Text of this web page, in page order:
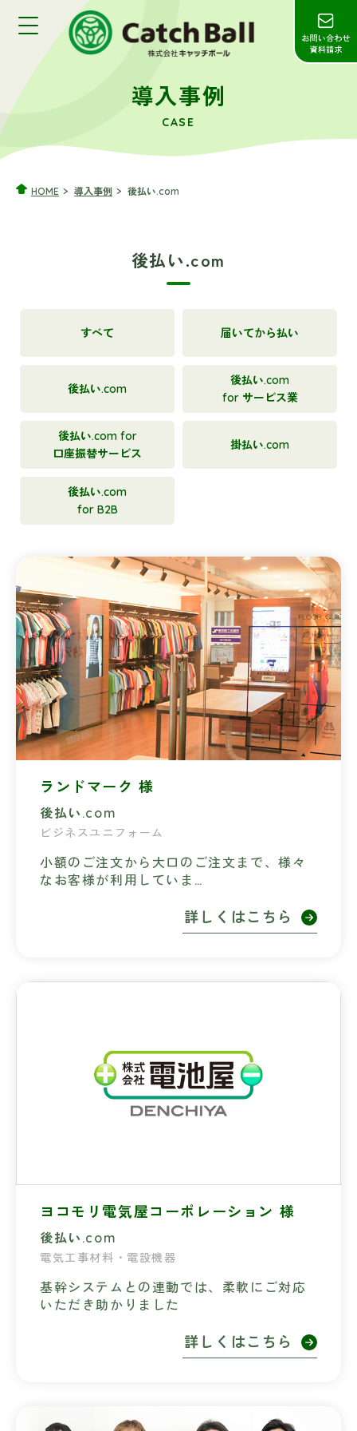
導入事例
CASE
HOME 導入事例 後払い.com
後払い.com
すべて 届いてから払い
後払い.com
後払い.com
for サービス業
後払い.com for
口座振替サービス
掛払い.com
後払い.com
for B2B
ランドマーク 様
後払い.com
ビジネスユニフォーム
小額のご注文から大口のご注文まで、様々
なお客様が利用していま…
詳しくはこちら
ヨコモリ電気屋コーポレーション 様
後払い.com
電気工事材料・電設機器
基幹システムとの連動では、柔軟にご対応
いただき助かりました
詳しくはこちら